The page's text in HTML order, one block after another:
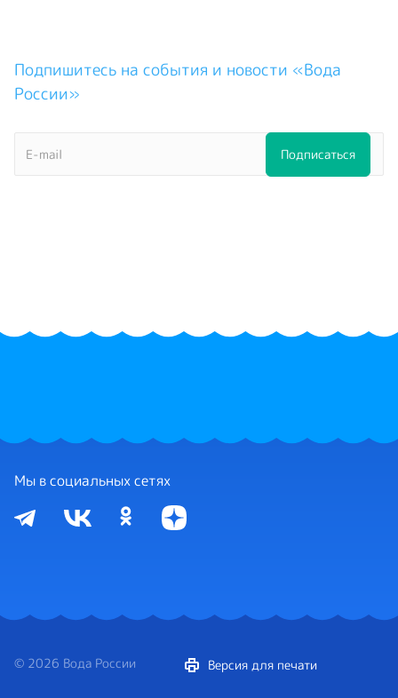
Подпишитесь на события и новости «Вода
России»
Мы в социальных сетях
© 2026 Вода России Версия для печати